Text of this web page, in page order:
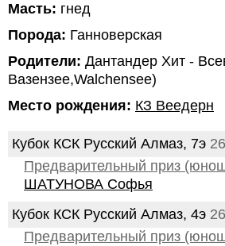
Масть: гнед
Порода: Ганноверская
Родители: Дантандер Хит -
Вазензее,Walchensee)
Место рождения: КЗ Веедерн
Кубок КСК Русский Алмаз, 7э
Предварительный приз
ШАТУНОВА Софья
Кубок КСК Русский Алмаз, 4э
Предварительный приз